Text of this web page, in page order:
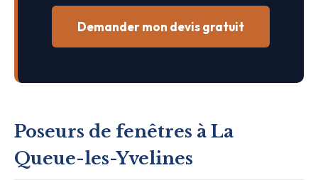
Demander mon devis gratuit
Poseurs de fenêtres à La
Queue-les-Yvelines